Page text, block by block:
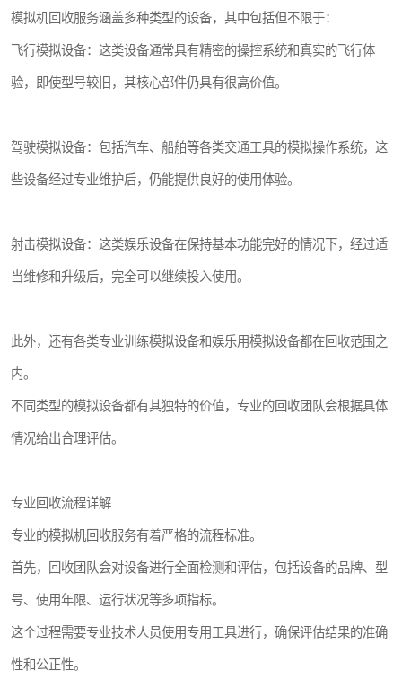
模拟机回收服务涵盖多种类型的设备，其中包括但不限于：
飞行模拟设备：这类设备通常具有精密的操控系统和真实的飞行体
验，即使型号较旧，其核心部件仍具有很高价值。
驾驶模拟设备：包括汽车、船舶等各类交通工具的模拟操作系统，这
些设备经过专业维护后，仍能提供良好的使用体验。
射击模拟设备：这类娱乐设备在保持基本功能完好的情况下，经过适
当维修和升级后，完全可以继续投入使用。
此外，还有各类专业训练模拟设备和娱乐用模拟设备都在回收范围之
内。
不同类型的模拟设备都有其独特的价值，专业的回收团队会根据具体
情况给出合理评估。
专业回收流程详解
专业的模拟机回收服务有着严格的流程标准。
首先，回收团队会对设备进行全面检测和评估，包括设备的品牌、型
号、使用年限、运行状况等多项指标。
这个过程需要专业技术人员使用专用工具进行，确保评估结果的准确
性和公正性。